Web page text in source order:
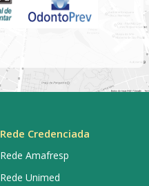
Rede Credenciada
Rede Amafresp
Rede Unimed